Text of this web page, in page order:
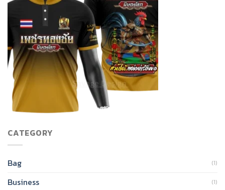
CATEGORY
Bag (1)
Business (1)